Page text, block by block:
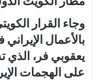
وجاء القرار
بالأعمال
يعقوبي فر،
على الهجمات